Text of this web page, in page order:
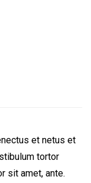
et netus et
tortor
sit amet, ante.